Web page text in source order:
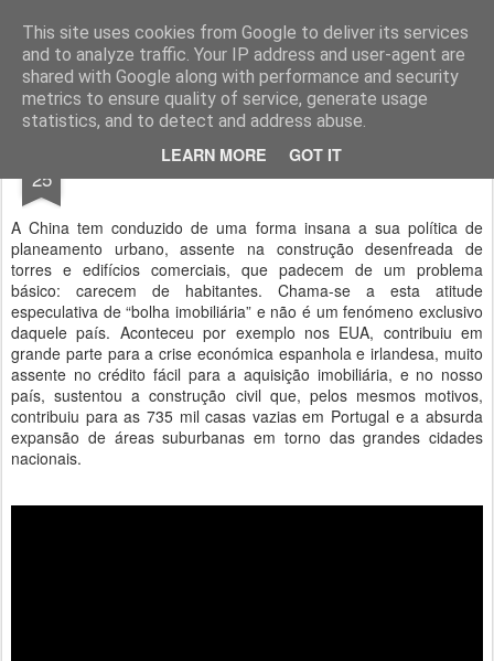
This site uses cookies from Google to deliver its services
and to analyze traffic. Your IP address and user-agent are
shared with Google along with performance and security
metrics to ensure quality of service, generate usage
statistics, and to detect and address abuse.
LEARN MORE GOT IT
Geopalavras
canal800 clique ZapCanal
25 Cidades fantasma da China.
A China tem conduzido de uma forma insana a sua política de
planeamento urbano, assente na construção desenfreada de
torres e edifícios comerciais, que padecem de um problema
básico: carecem de habitantes. Chama-se a esta atitude
especulativa de “bolha imobiliária” e não é um fenómeno exclusivo
daquele país. Aconteceu por exemplo nos EUA, contribuiu em
grande parte para a crise económica espanhola e irlandesa, muito
assente no crédito fácil para a aquisição imobiliária, e no nosso
país, sustentou a construção civil que, pelos mesmos motivos,
contribuiu para as 735 mil casas vazias em Portugal e a absurda
expansão de áreas suburbanas em torno das grandes cidades
nacionais.